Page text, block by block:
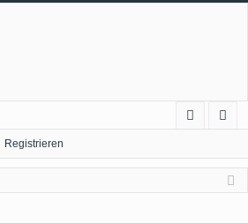
m
el
ist
rie
Registrieren